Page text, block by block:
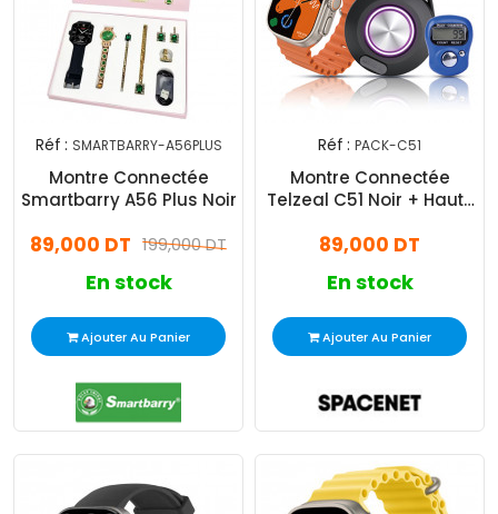
Réf : SMARTBARRY-A56PLUS
Montre Connectée
Smartbarry A56 Plus Noir
199,000 DT
89,000 DT
En stock
Ajouter Au Panier
Réf : PACK-C51
Montre Connectée
Telzeal C51 Noir + Haut-
Electronique
89,000 DT
En stock
Ajouter Au Panier